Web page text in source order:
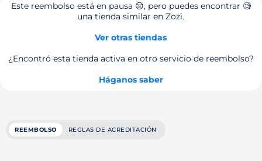
Este reembolso está en pausa 😔, pero puedes encontrar 🧐
una tienda similar en Zozi.
Ver otras tiendas
¿Encontró esta tienda activa en otro servicio de reembolso?
Háganos saber
REEMBOLSO REGLAS DE ACREDITACIÓN